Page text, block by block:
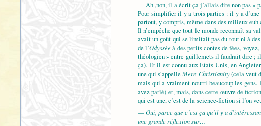
— Ah ,non, il a écrit ça j’allais dire non pas «
Pour simplifier il y a trois parties : il y a
partout, y compris, même dans des milieux
Il n’empêche que tout le monde reconnaît sa
avait un goût qui se limitait pas du tout ni à
de l’Odyssée à des petits contes de fées,
théologien » entre guillemets il faudrait dire ; il
ça). Et il est connu aux États-Unis, en
une qui s’appelleMere Christianity(cela veut
mais qui a vraiment nourri beaucoup les
avez parlé) et, mais, dans cette œuvre de
qui est une, c’est de la science-fiction si l’on
—Oui, parce que c’est ça qu’il y a
une grande réflexion sur…